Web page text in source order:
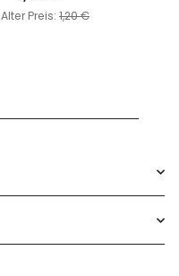
Alter Preis: 1,20 €